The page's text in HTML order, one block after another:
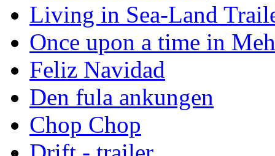
Living in Sea-Land
Once upon a time in
Feliz Navidad
Den fula ankungen
Chop Chop